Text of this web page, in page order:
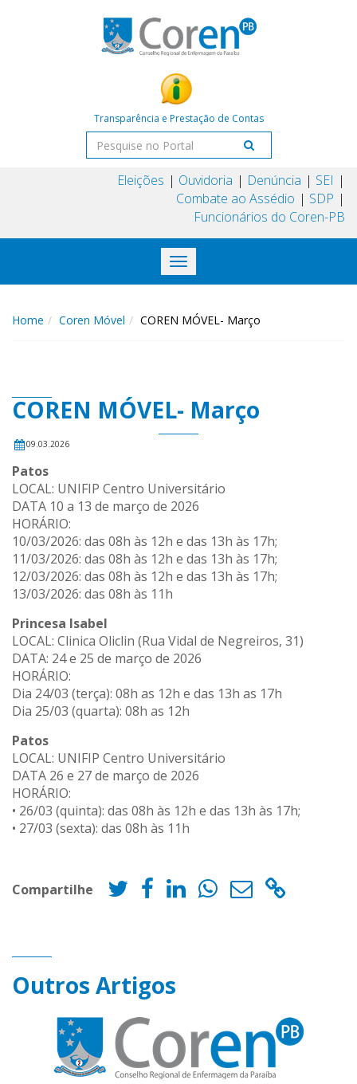
Transparência e Prestação de Contas
Eleições Ouvidoria Denúncia
SEI
Combate ao Assédio
SDP
Funcionários do Coren-PB
Toggle
navigation
Home Coren Móvel COREN MÓVEL- Março
COREN MÓVEL- Março
09.03.2026
Patos
LOCAL: UNIFIP Centro Universitário
DATA 10 a 13 de março de 2026
HORÁRIO:
10/03/2026: das 08h às 12h e das 13h às 17h;
11/03/2026: das 08h às 12h e das 13h às 17h;
12/03/2026: das 08h às 12h e das 13h às 17h;
13/03/2026: das 08h às 11h
Princesa Isabel
LOCAL: Clinica Oliclin (Rua Vidal de Negreiros, 31)
DATA: 24 e 25 de março de 2026
HORÁRIO:
Dia 24/03 (terça): 08h as 12h e das 13h as 17h
Dia 25/03 (quarta): 08h as 12h
Patos
LOCAL: UNIFIP Centro Universitário
DATA 26 e 27 de março de 2026
HORÁRIO:
• 26/03 (quinta): das 08h às 12h e das 13h às 17h;
• 27/03 (sexta): das 08h às 11h
Compartilhe
Outros Artigos